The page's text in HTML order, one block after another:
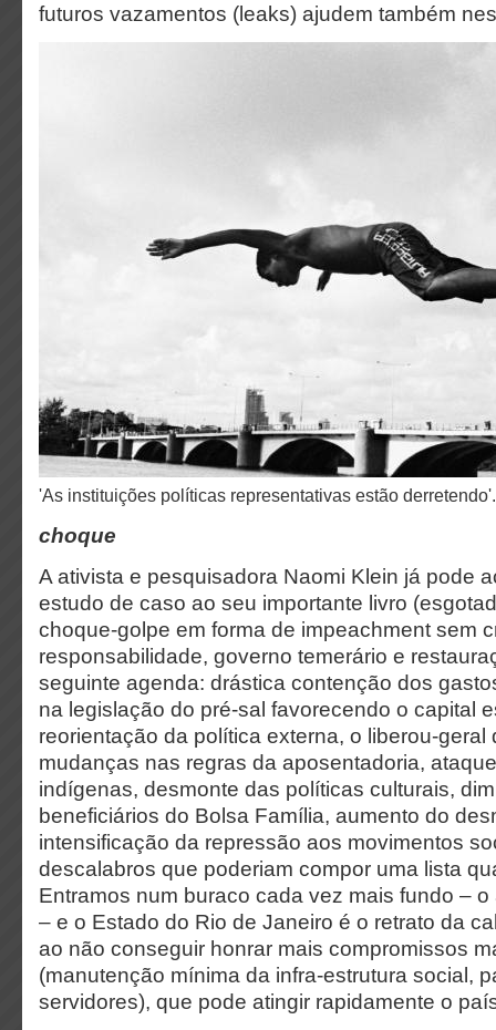
futuros vazamentos (leaks) ajudem também
'As instituições políticas representativas estão
choque
A ativista e pesquisadora Naomi Klein já pode
estudo de caso ao seu importante livro
choque-golpe em forma de impeachment sem
responsabilidade, governo temerário e
seguinte agenda: drástica contenção dos
na legislação do pré-sal favorecendo o capital
reorientação da política externa, o liberou-geral
mudanças nas regras da aposentadoria,
indígenas, desmonte das políticas culturais,
beneficiários do Bolsa Família, aumento do
intensificação da repressão aos movimentos
descalabros que poderiam compor uma lista
Entramos num buraco cada vez mais fundo –
– e o Estado do Rio de Janeiro é o retrato da
ao não conseguir honrar mais compromissos
(manutenção mínima da infra-estrutura social,
servidores), que pode atingir rapidamente o